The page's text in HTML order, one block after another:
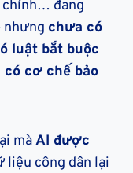
chính… đang
nhưng chưa có
luật bắt buộc
cơ chế bảo
màAI được
liệu công dân lại